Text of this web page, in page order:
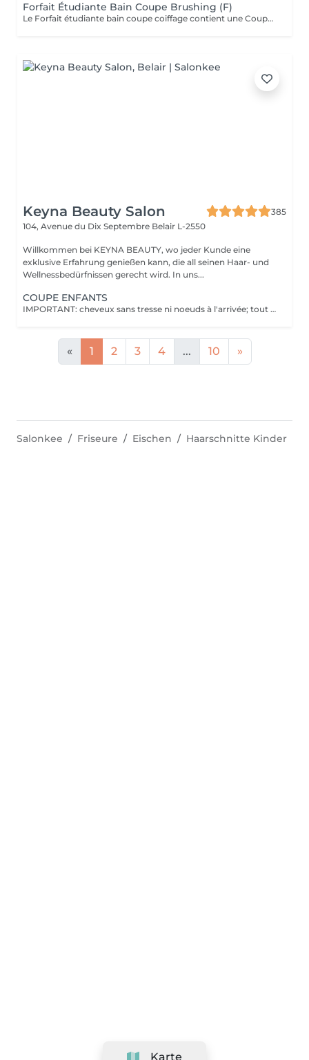
Forfait Étudiante Bain Coupe Brushing (F)
Le Forfait étudiante bain coupe coiffage contient une Coupe et un Brushing pour les étudiantes. Dépendant de la longueur des cheveux, le prix peut varier. En cas de questions veuillez appeler au +352 26 35 02 89.
Keyna Beauty Salon
385
104, Avenue du Dix Septembre Belair L-2550
Willkommen bei KEYNA BEAUTY, wo jeder Kunde eine
exklusive Erfahrung genießen kann, die all seinen Haar- und
Wellnessbedürfnissen gerecht wird. In uns...
COUPE ENFANTS
IMPORTANT: cheveux sans tresse ni noeuds à l'arrivée; tout noeuds ou tressage entraîne l'annulation et 50% de la prestation est retenu. Veuillez noter que si un enfant arrive au salon avec des poux, nous ne pourrons pas procéder à la coupe de cheveux pour des raisons de santé et de sécurité. Dans ce cas, le rendez-vous sera tout de même facturé en raison de l'horaire réservé, afin de compenser la perte de chiffre d'affaires. Nous comprenons que cela peut être une situation difficile, et nous vous encourageons à vérifier les cheveux de votre enfant avant le rendez-vous. Merci de votre compréhension !
« 1 2 3 4 ... 10 »
Karte
Salonkee Friseure Eischen Haarschnitte Kinder